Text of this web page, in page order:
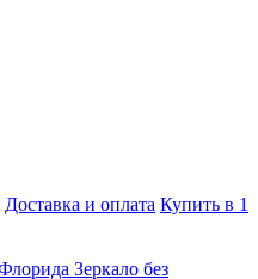
Доставка и оплата Купить в 1
Зеркало без